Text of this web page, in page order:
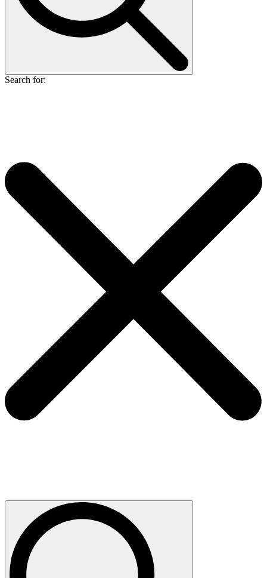
Search for: